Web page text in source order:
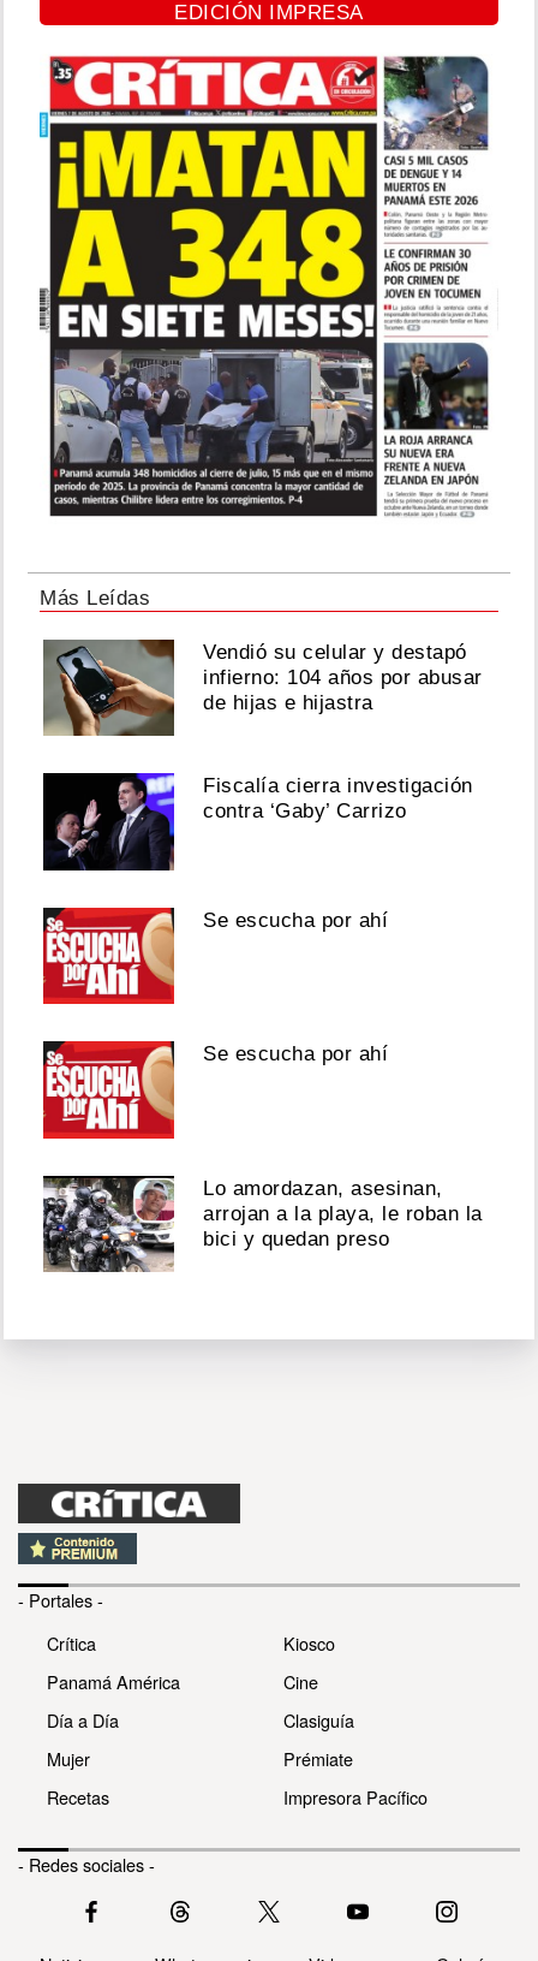
EDICIÓN IMPRESA
Más Leídas
Vendió su celular y destapó
infierno: 104 años por abusar
de hijas e hijastra
Fiscalía cierra investigación
contra ‘Gaby’ Carrizo
Se escucha por ahí
Se escucha por ahí
Lo amordazan, asesinan,
arrojan a la playa, le roban la
bici y quedan preso
- Portales -
Crítica
Panamá América
Día a Día
Mujer
Recetas
Kiosco
Cine
Clasiguía
Prémiate
Impresora Pacífico
- Redes sociales -